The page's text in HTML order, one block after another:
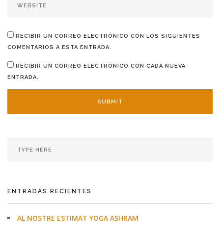
RECIBIR UN CORREO ELECTRÓNICO CON LOS SIGUIENTES
COMENTARIOS A ESTA ENTRADA.
RECIBIR UN CORREO ELECTRÓNICO CON CADA NUEVA
ENTRADA.
ENTRADAS RECIENTES
AL NOSTRE ESTIMAT YOGA ASHRAM